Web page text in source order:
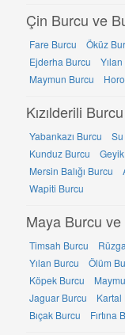
Çin Burcu ve
Fare Burcu Öküz
Ejderha Burcu
Maymun Burcu
Kızılderili
Yabankazı Burcu
Kunduz Burcu
Mersin Balığı Burcu
Wapiti Burcu
Maya Burcu
Timsah Burcu
Yılan Burcu
Ölüm
Köpek Burcu
Jaguar Burcu
Kartal
Bıçak Burcu
Fırtına